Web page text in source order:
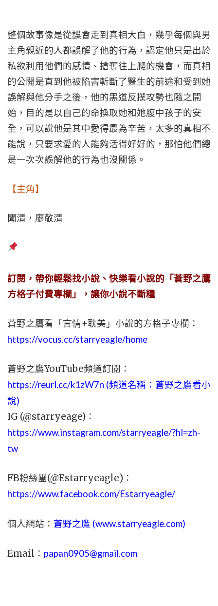
整個故事像是從誤會走到真相大白，幾乎每個與男
主角親近的人都誤解了他的行為，認定他只是出於
私欲利用他們的感情、搶奪往上爬的機會，而真相
的公開是直到他被陷害斬斷了醫生的前途和受到她
誤解與他分手之後，他的黑道反撲攻勢也隨之開
始，目的是以自己的命換取她和她腹中孩子的安
全，可以說他是其中愛得最為辛苦，太多的真相不
能說，只要求愛的人能夠活得好好的，那怕他們總
是一次次誤解他的行為也沒關係。
【主角】
聞清，廖敬清
訂閱，帶你輕鬆找小說、快樂看小說的「蒼野之鷹
方格子付費專欄」，讓你小說不斷糧
蒼野之鷹看「言情+耽美」小說的方格子專欄：
https://vocus.cc/starryeagle/home
蒼野之鷹YouTube頻道訂閱：
https://reurl.cc/k1zW7n (頻道名稱：蒼野之鷹看小
說)
IG (@starryeage)：
https://www.instagram.com/starryeagle/?hl=zh-
tw
FB粉絲團(@Estarryeagle)：
https://www.facebook.com/Estarryeagle/
個人網站： 蒼野之鷹 (www.starryeagle.com)
Email： papan0905@gmail.com